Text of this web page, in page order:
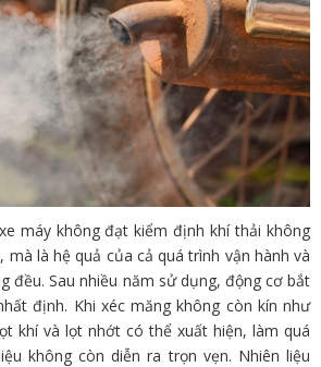
máy không đạt kiểm định khí thải không
là hệ quả của cả quá trình vận hành và
đều. Sau nhiều năm sử dụng, động cơ bắt
định. Khi xéc măng không còn kín như
khí và lọt nhớt có thể xuất hiện, làm quá
không còn diễn ra trọn vẹn. Nhiên liệu